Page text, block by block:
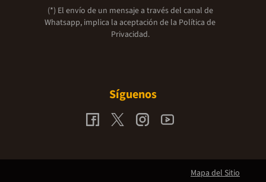
(*) El envío de un mensaje a través del canal de
Whatsapp, implica la aceptación de la Política de
Privacidad.
Síguenos
Mapa del Sitio